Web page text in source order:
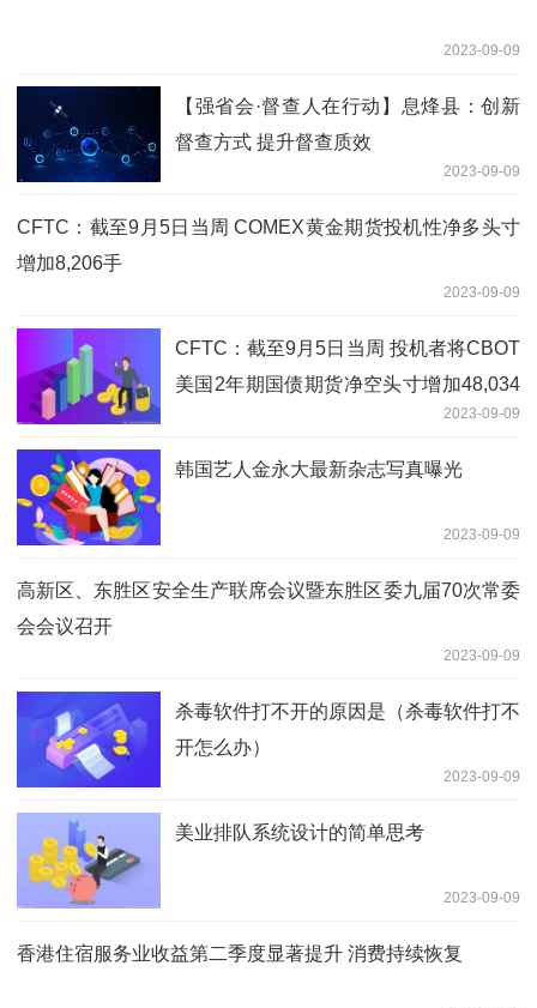
2023-09-09
【强省会·督查人在行动】息烽县：创新
督查方式 提升督查质效
2023-09-09
CFTC：截至9月5日当周 COMEX黄金期货投机性净多头寸
增加8,206手
2023-09-09
CFTC：截至9月5日当周 投机者将CBOT
美国2年期国债期货净空头寸增加48,034
2023-09-09
韩国艺人金永大最新杂志写真曝光
2023-09-09
高新区、东胜区安全生产联席会议暨东胜区委九届70次常委
会会议召开
2023-09-09
杀毒软件打不开的原因是（杀毒软件打不
开怎么办）
2023-09-09
美业排队系统设计的简单思考
2023-09-09
香港住宿服务业收益第二季度显著提升 消费持续恢复